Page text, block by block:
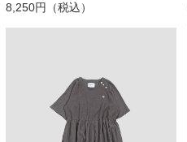
8,250円（税込）